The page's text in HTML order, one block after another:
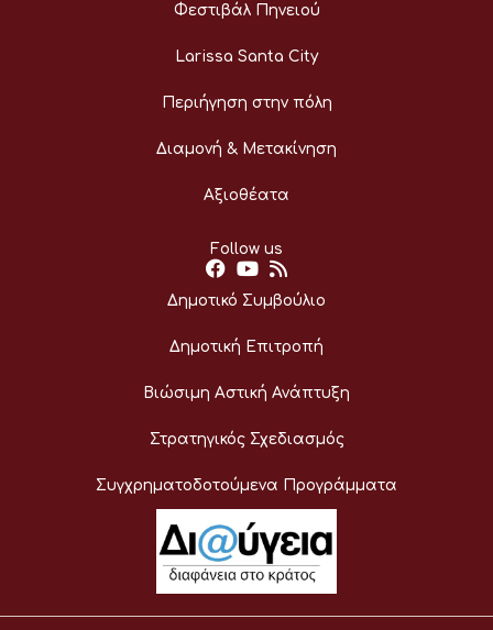
Φεστιβάλ Πηνειού
Larissa Santa City
Περιήγηση στην πόλη
Διαμονή & Μετακίνηση
Αξιοθέατα
Follow us
Δημοτικό Συμβούλιο
Δημοτική Επιτροπή
Βιώσιμη Αστική Ανάπτυξη
Στρατηγικός Σχεδιασμός
Συγχρηματοδοτούμενα Προγράμματα